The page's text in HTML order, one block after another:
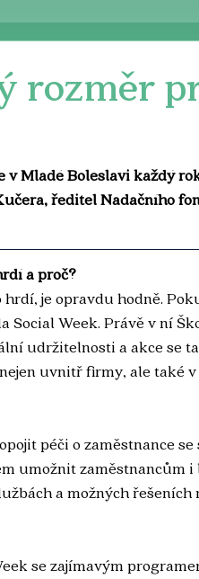
rozměr
v Mladé Boleslavi každý
ředitel Nadačního
a proč?
je opravdu hodně.
Week. Právě v ní
udržitelnosti a akce se
uvnitř firmy, ale také v
péči o zaměstnance se
umožnit zaměstnancům i
a možných řešeních
se zajímavým